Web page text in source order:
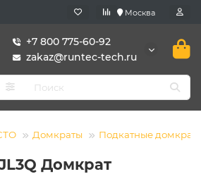
Москва
+7 800 775-60-92
zakaz@runtec-tech.ru
Домкраты Подкатные
Домкрат